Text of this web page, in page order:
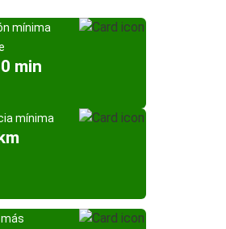
mínima
min
mínima
más